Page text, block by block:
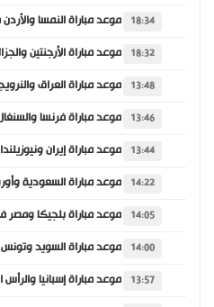
18:34
18:32
13:48
13:46
13:44
14:22
14:05
14:00
13:57